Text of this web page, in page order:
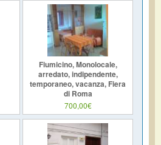
Fiumicino, Monolocale,
arredato, indipendente,
temporaneo, vacanza, Fiera
di Roma
700,00€